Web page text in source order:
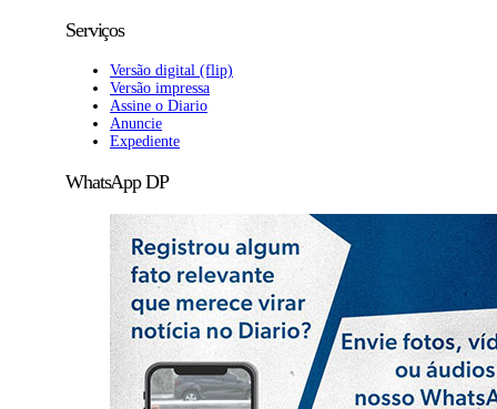
Serviços
Versão digital (flip)
Versão impressa
Assine o Diario
Anuncie
Expediente
WhatsApp DP